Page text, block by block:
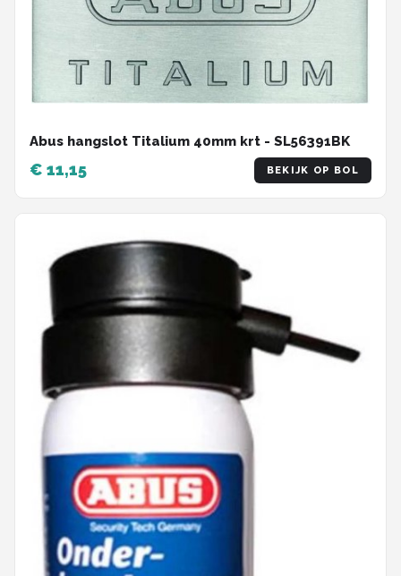
Abus hangslot Titalium 40mm krt - SL56391BK
€ 11,15 BEKIJK OP BOL